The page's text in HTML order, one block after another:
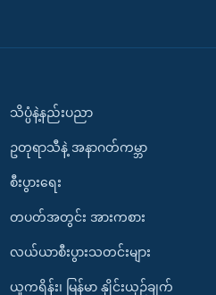
သိပ္ပံနဲ့နည်းပညာ
ဥတုရာသီနဲ့ အနာဂတ်ကမ္ဘာ
စီးပွားရေး
တပတ်အတွင်း အားကစား
လယ်ယာစီးပွားသတင်းများ
ယူကရိန်း၊ မြန်မာ နှိုင်းယှဉ်ချက်